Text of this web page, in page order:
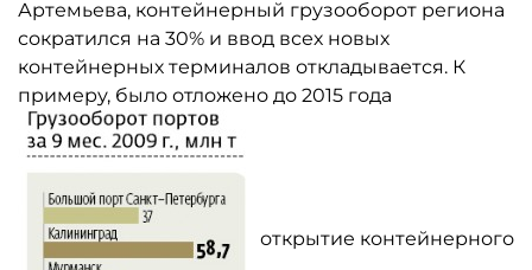
Артемьева, контейнерный грузооборот региона
сократился на 30% и ввод всех новых
контейнерных терминалов откладывается. К
примеру, было отложено до 2015 года
открытие контейнерного